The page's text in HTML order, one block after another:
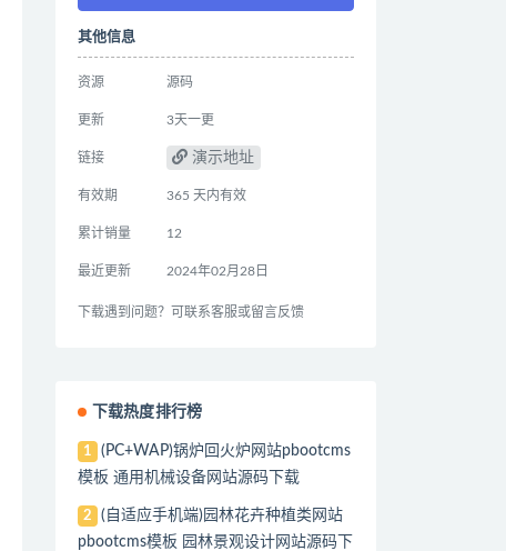
其他信息
资源 源码
更新 3天一更
链接 演示地址
有效期 365 天内有效
累计销量 12
最近更新 2024年02月28日
下载遇到问题？可联系客服或留言反馈
下载热度排行榜
1
(PC+WAP)锅炉回火炉网站pbootcms
模板 通用机械设备网站源码下载
2
(自适应手机端)园林花卉种植类网站
pbootcms模板 园林景观设计网站源码下